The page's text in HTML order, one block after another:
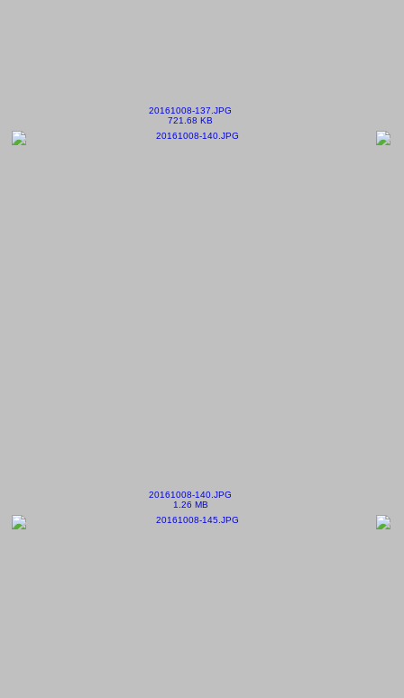
20161008-137.JPG
721.68 KB
20161008-140.JPG
1.26 MB